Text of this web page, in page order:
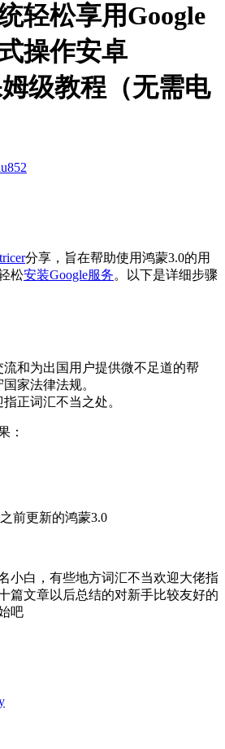
轻松享用Google
操作安卓
级教程（无需电
分享，旨在帮助使用鸿蒙3.0的用
松安装Google服务。以下是详细步骤
流和为出国用户提供微不足道的帮
家法律法规。
正词汇不当之处。
：
前更新的鸿蒙3.0
小白，有些地方词汇不当欢迎大佬指
篇文章以后总结的对新手比较友好的
吧